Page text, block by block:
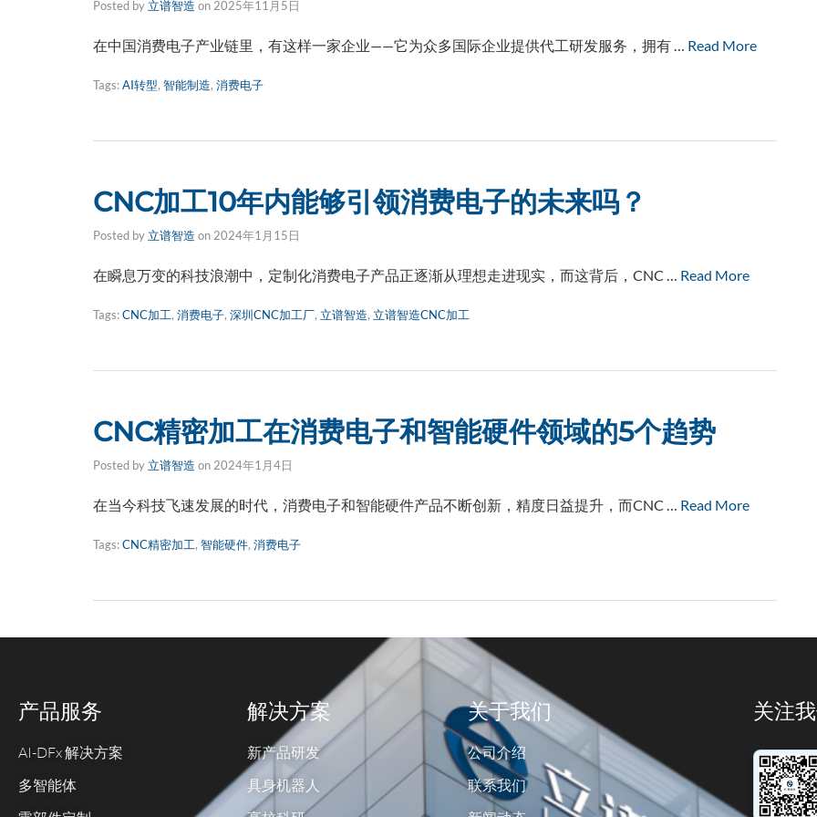
Posted by 立谱智造 on2025年11月5日
在中国消费电子产业链里，有这样一家企业——它为众多国际企业提供代工研发服务，拥有 … Read More
Tags:AI转型, 智能制造, 消费电子
CNC加工10年内能够引领消费电子的未来吗？
Posted by 立谱智造 on2024年1月15日
在瞬息万变的科技浪潮中，定制化消费电子产品正逐渐从理想走进现实，而这背后，CNC … Read More
Tags:CNC加工, 消费电子, 深圳CNC加工厂, 立谱智造, 立谱智造CNC加工
CNC精密加工在消费电子和智能硬件领域的5个趋势
Posted by 立谱智造 on2024年1月4日
在当今科技飞速发展的时代，消费电子和智能硬件产品不断创新，精度日益提升，而CNC … Read More
Tags:CNC精密加工, 智能硬件, 消费电子
产品服务
AI-DFx 解决方案
多智能体
解决方案
新产品研发
具身机器人
关于我们
公司介绍
联系我们
关注